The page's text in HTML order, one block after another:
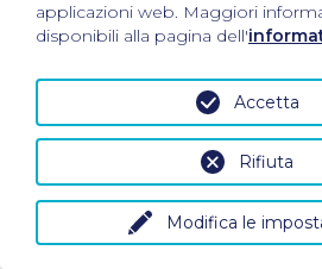
applicazioni web. Maggiori
disponibili alla pagina dell'
Modifica le
Rifiuta
Accetta